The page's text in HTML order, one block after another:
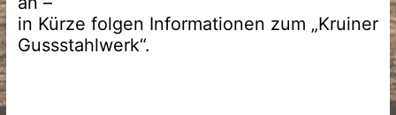
in Kürze folgen Informationen zum „Kruiner
Gussstahlwerk“.